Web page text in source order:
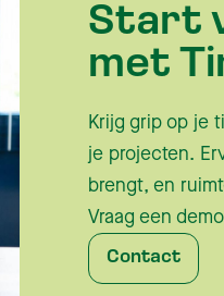
Start
met
Krijg grip op je
je projecten.
brengt, en
Vraag een
Contact